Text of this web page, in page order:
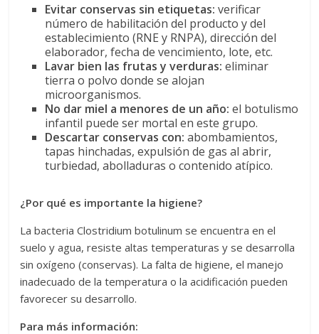
Evitar conservas sin etiquetas: verificar
número de habilitación del producto y del
establecimiento (RNE y RNPA), dirección del
elaborador, fecha de vencimiento, lote, etc.
Lavar bien las frutas y verduras: eliminar
tierra o polvo donde se alojan
microorganismos.
No dar miel a menores de un año: el botulismo
infantil puede ser mortal en este grupo.
Descartar conservas con: abombamientos,
tapas hinchadas, expulsión de gas al abrir,
turbiedad, abolladuras o contenido atípico.
¿Por qué es importante la higiene?
La bacteria Clostridium botulinum se encuentra en el
suelo y agua, resiste altas temperaturas y se desarrolla
sin oxígeno (conservas). La falta de higiene, el manejo
inadecuado de la temperatura o la acidificación pueden
favorecer su desarrollo.
Para más información: